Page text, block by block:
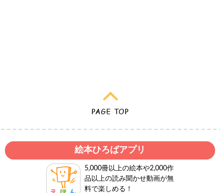
絵本ひろばアプリ
5,000冊以上の絵本や2,000作
品以上の読み聞かせ動画が無
料で楽しめる！